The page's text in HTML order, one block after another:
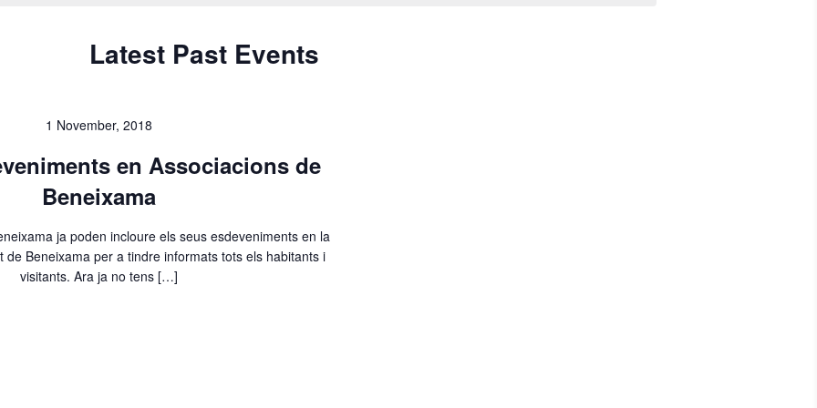
t
e
Latest Past Events
1 November, 2018
en Associacions de
Beneixama
ja poden incloure els seus esdeveniments en la
de Beneixama per a tindre informats tots els habitants i
visitants. Ara ja no tens […]